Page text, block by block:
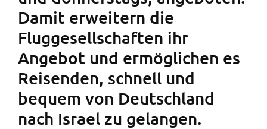
Damit erweitern die
Fluggesellschaften ihr
Angebot und ermöglichen es
Reisenden, schnell und
bequem von Deutschland
nach Israel zu gelangen.